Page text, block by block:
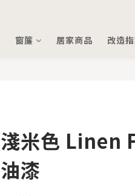
窗簾 居家商品 改造
淺米色 Linen
油漆